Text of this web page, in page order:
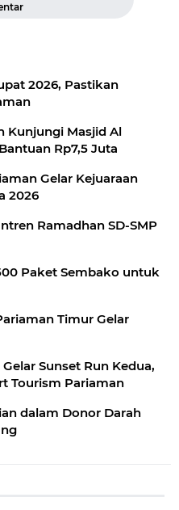
2026, Pastikan
Kunjungi Masjid Al
Rp7,5 Juta
Gelar Kejuaraan
2026
Ramadhan SD-SMP
Paket Sembako untuk
Timur Gelar
Sunset Run Kedua,
Tourism Pariaman
dalam Donor Darah